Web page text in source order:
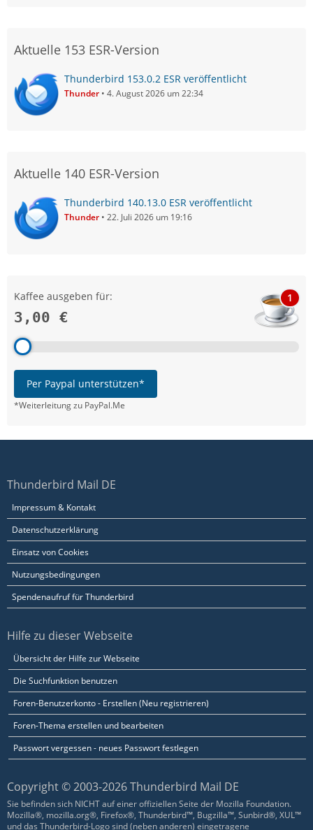
Aktuelle 153 ESR-Version
Thunderbird 153.0.2 ESR veröffentlicht
Thunder 4. August 2026 um 22:34
Aktuelle 140 ESR-Version
Thunderbird 140.13.0 ESR veröffentlicht
Thunder 22. Juli 2026 um 19:16
Kaffee ausgeben für:
3,00 €
1
Per Paypal unterstützen*
*Weiterleitung zu PayPal.Me
Thunderbird Mail DE
Impressum & Kontakt
Datenschutzerklärung
Einsatz von Cookies
Nutzungsbedingungen
Spendenaufruf für Thunderbird
Hilfe zu dieser Webseite
Übersicht der Hilfe zur Webseite
Die Suchfunktion benutzen
Foren-Benutzerkonto - Erstellen (Neu registrieren)
Foren-Thema erstellen und bearbeiten
Passwort vergessen - neues Passwort festlegen
Copyright © 2003-2026 Thunderbird Mail DE
Sie befinden sich NICHT auf einer offiziellen Seite der Mozilla Foundation.
Mozilla®, mozilla.org®, Firefox®, Thunderbird™, Bugzilla™, Sunbird®, XUL™
und das Thunderbird-Logo sind (neben anderen) eingetragene